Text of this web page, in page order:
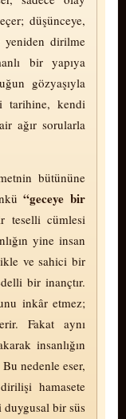
düşünceye,
yeniden dirilme
bir yapıya
gözyaşıyla
tarihine, kendi
ağır sorularla
bütününe
“geceye bir
teselli cümlesi
yine insan
ve sahici bir
bir inançtır.
inkâr etmez;
Fakat aynı
insanlığın
nedenle eser,
hamasete
duygusal bir süs